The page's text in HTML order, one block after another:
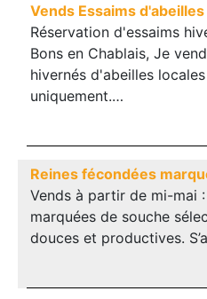
Vends Essaims
Réservation d'essaims
Bons en Chablais, Je
hivernés d'abeilles
uniquement.…
Reines fécondées
Vends à partir de mi-mai
marquées de souche
douces et productives.